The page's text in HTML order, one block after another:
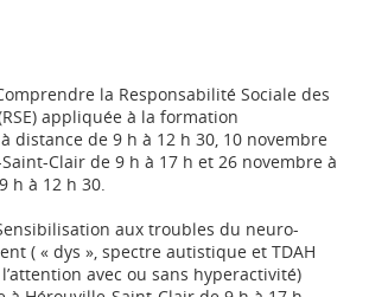
la Responsabilité Sociale des
appliquée à la formation
distance de 9 h à 12 h 30, 10 novembre
Clair de 9 h à 17 h et 26 novembre à
h à 12 h 30.
aux troubles du neuro-
( « dys », spectre autistique et TDAH
avec ou sans hyperactivité)